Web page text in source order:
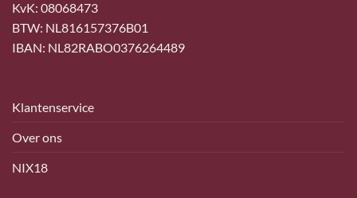
KvK: 08068473
BTW: NL816157376B01
IBAN: NL82RABO0376264489
Klantenservice
Over ons
NIX18